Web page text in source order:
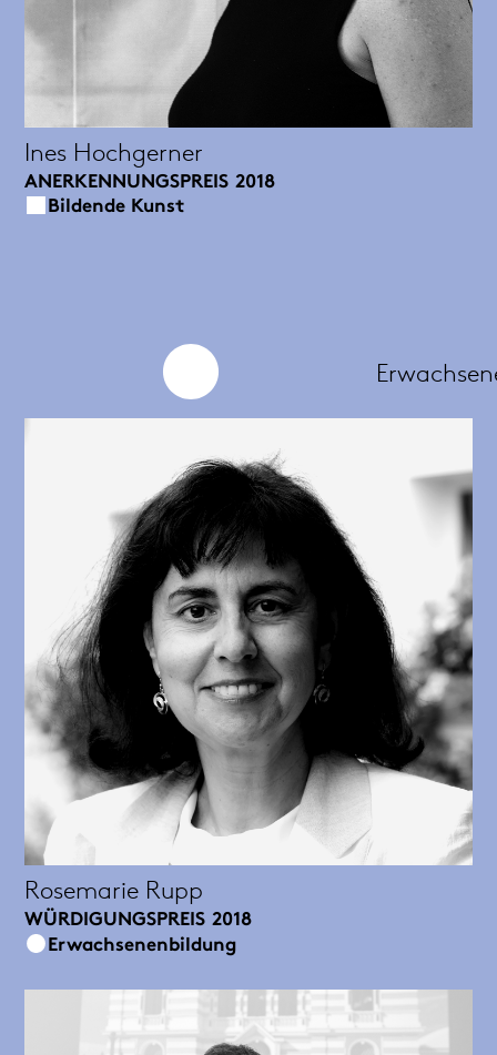
Ines Hochgerner
ANERKENNUNGSPREIS 2018
Bildende Kunst
Rosemarie Rupp
WÜRDIGUNGSPREIS 2018
Erwachsenenbildung